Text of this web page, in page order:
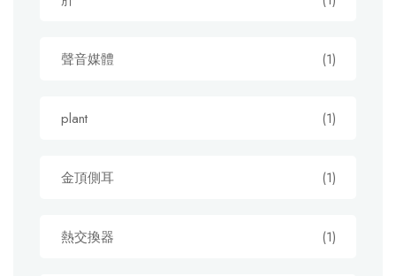
聲音媒體 (1)
plant (1)
金頂側耳 (1)
熱交換器 (1)